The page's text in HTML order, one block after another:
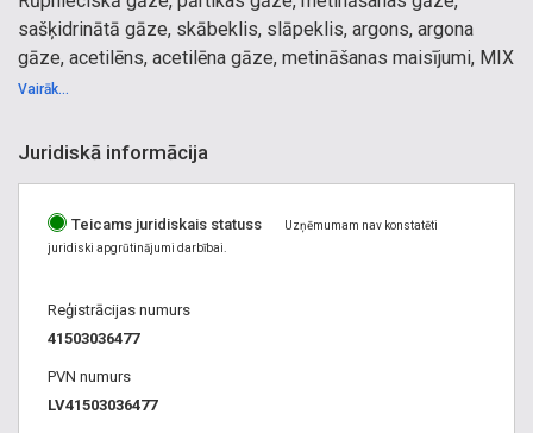
sašķidrinātā gāze, skābeklis, slāpeklis, argons, argona
gāze, acetilēns, acetilēna gāze, metināšanas maisījumi, MIX
maisījuma gāzes balons, MIX maisījuma gāzes baloni,
oglekla dioksīds, propāns, propāna gāze, metināšanas
iekārtu serviss. Gāze, gāzes balons, gāzes baloni, argons,
skābeklis, propāns, gāzu maisijumi, hēlijs, slapeklis, oglekļa
Vairāk...
Juridiskā informācija
Teicams juridiskais statuss
Uzņēmumam nav konstatēti
juridiski apgrūtinājumi darbībai.
Reģistrācijas numurs
41503036477
PVN numurs
LV41503036477